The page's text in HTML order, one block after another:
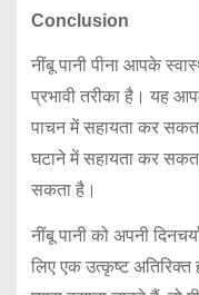
Conclusion
नींबू पानी पीना आपके
प्रभावी तरीका है। यह
पाचन में सहायता कर
घटाने में सहायता कर
सकता है।
नींबू पानी को अपनी
लिए एक उत्कृष्ट